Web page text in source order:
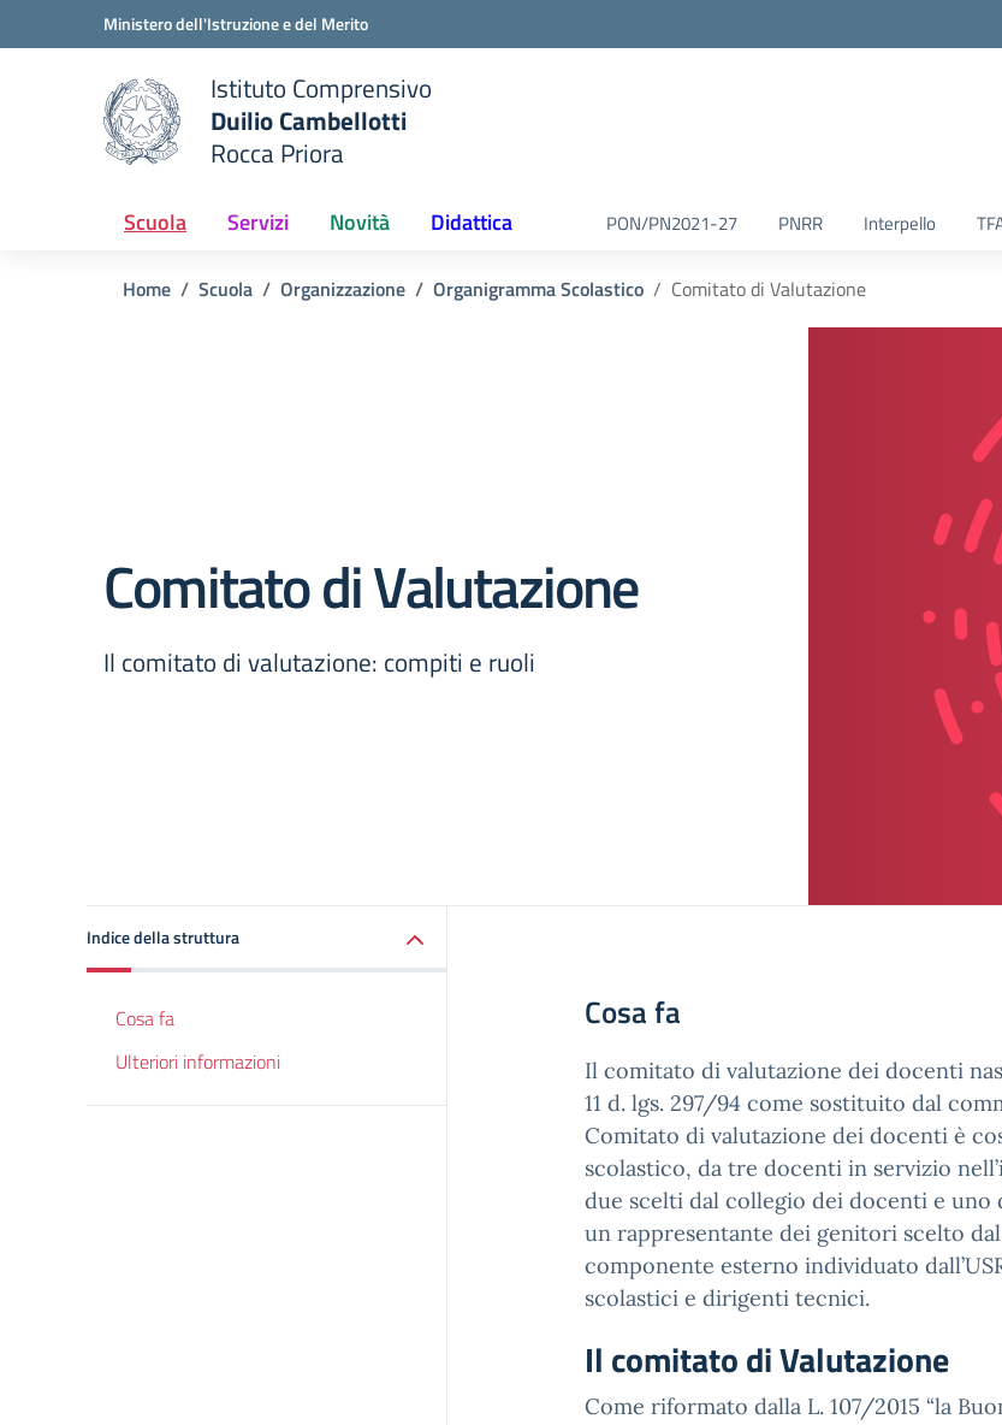
Vai ai contenuti
Vai al menu di navigazioneMinistero dell'Istruzione e del Merito
scuola
Istituto Comprensivo
Duilio Cambellotti
Rocca Priora
Scuola Servizi Novità Didattica PON/PN2021-27 PNRR Interpello
Home Scuola Organizzazione Organigramma Scolastico Comitato di Valutazione
Comitato di Valutazione
Il comitato di valutazione: compiti e ruoli
Indice della struttura
Cosa fa
Ulteriori informazioni
Cosa fa
Il comitato di valutazione dei docenti
11 d. lgs. 297/94 come sostituito dal
Comitato di valutazione dei docenti è
scolastico, da tre docenti in servizio
due scelti dal collegio dei docenti e uno
un rappresentante dei genitori scelto
componente esterno individuato
scolastici e dirigenti tecnici.
Il comitato di Valutazione
Come riformato dalla L. 107/2015 “la